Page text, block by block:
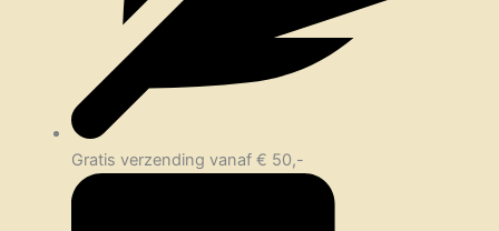
Gratis verzending vanaf € 50,-